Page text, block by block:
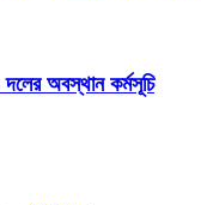
দলের অবস্থান কর্মসূচি